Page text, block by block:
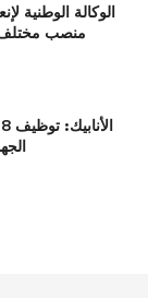
منصب